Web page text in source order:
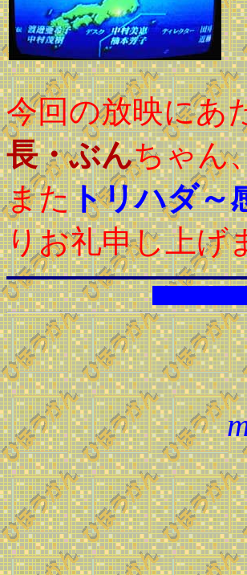
今回の放映にあ
長・ぶんちゃん
またトリハダ～
りお礼申し上げ